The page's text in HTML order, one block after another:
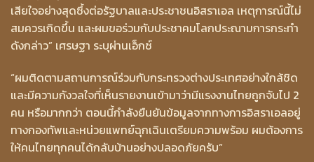
เสียใจอย่างสุดซึ้งต่อรัฐบาลและประชาชนอิสราเอล เหตุการณ์นี้ไม่
สมควรเกิดขึ้น และผมขอร่วมกับประชาคมโลกประณามการกระทำ
ดังกล่าว” เศรษฐา ระบุผ่านเอ็กซ์
“ผมติดตามสถานการณ์ร่วมกับกระทรวงต่างประเทศอย่างใกล้ชิด
และมีความกังวลใจที่เห็นรายงานเข้ามาว่ามีแรงงานไทยถูกจับไป 2
คน หรือมากกว่า ตอนนี้กำลังยืนยันข้อมูลจากทางการอิสราเอลอยู่
ทางกองทัพและหน่วยแพทย์ฉุกเฉินเตรียมความพร้อม ผมต้องการ
ให้คนไทยทุกคนได้กลับบ้านอย่างปลอดภัยครับ”